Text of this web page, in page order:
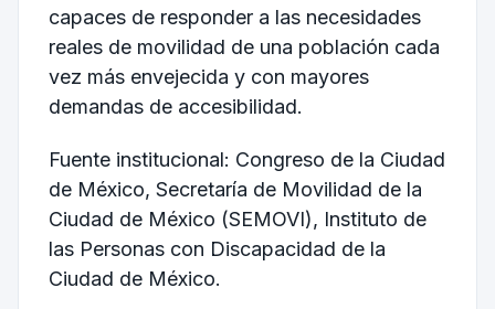
capaces de responder a las necesidades
reales de movilidad de una población cada
vez más envejecida y con mayores
demandas de accesibilidad.
Fuente institucional: Congreso de la Ciudad
de México, Secretaría de Movilidad de la
Ciudad de México (SEMOVI), Instituto de
las Personas con Discapacidad de la
Ciudad de México.